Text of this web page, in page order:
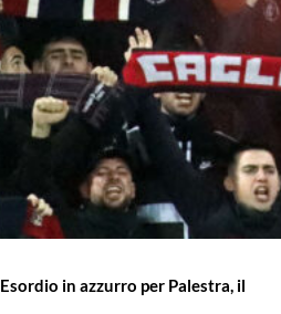
Esordio in azzurro per Palestra, il